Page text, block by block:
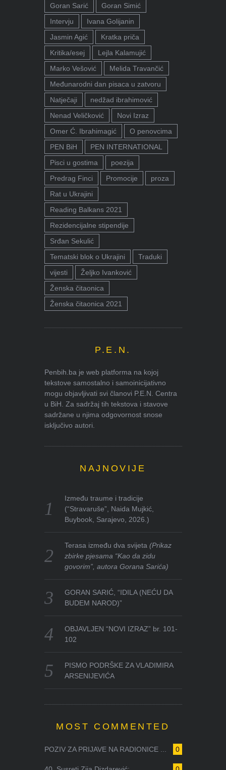
Goran Sarić
Goran Simić
Intervju
Ivana Golijanin
Jasmin Agić
Kratka priča
Kritika/esej
Lejla Kalamujić
Marko Vešović
Melida Travančić
Međunarodni dan pisaca u zatvoru
Natječaji
nedžad ibrahimović
Nenad Veličković
Novi Izraz
Omer Ć. Ibrahimagić
O penovcima
PEN BiH
PEN INTERNATIONAL
Pisci u gostima
poezija
Predrag Finci
Promocije
proza
Rat u Ukrajini
Reading Balkans 2021
Rezidencijalne stipendije
Srđan Sekulić
Tematski blok o Ukrajini
Traduki
vijesti
Željko Ivanković
Ženska čitaonica
Ženska čitaonica 2021
P.E.N.
Penbih.ba je web platforma na kojoj
tekstove samostalno i samoinicijativno
mogu objavljivati svi članovi P.E.N. Centra
u BiH. Za sadržaj tih tekstova i stavove
sadržane u njima odgovornost snose
isključivo autori.
NAJNOVIJE
Između traume i tradicije
(“Stravaruše”, Naida Mujkić,
Buybook, Sarajevo, 2026.)
Terasa između dva svijeta(Prikaz
zbirke pjesama “Kao da zidu
govorim”, autora Gorana Sarića)
GORAN SARIĆ, “IDILA (NEĆU DA
BUDEM NAROD)”
OBJAVLJEN “NOVI IZRAZ” br. 101-
102
PISMO PODRŠKE ZA VLADIMIRA
ARSENIJEVIĆA
MOST COMMENTED
0
POZIV ZA PRIJAVE NA RADIONICE ...